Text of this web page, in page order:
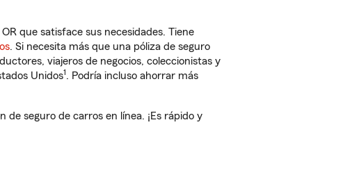
que satisface sus necesidades. Tiene
. Si necesita más que una póliza de seguro
viajeros de negocios, coleccionistas y
Unidos1. Podría incluso ahorrar más
seguro de carros en línea. ¡Es rápido y